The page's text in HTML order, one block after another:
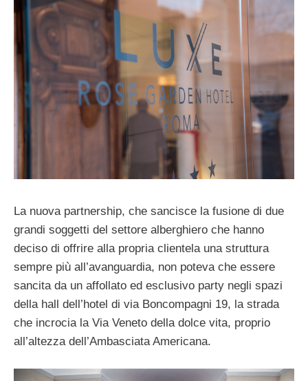
La nuova partnership, che sancisce la fusione di due
grandi soggetti del settore alberghiero che hanno
deciso di offrire alla propria clientela una struttura
sempre più all’avanguardia, non poteva che essere
sancita da un affollato ed esclusivo party negli spazi
della hall dell’hotel di via Boncompagni 19, la strada
che incrocia la Via Veneto della dolce vita, proprio
all’altezza dell’Ambasciata Americana.